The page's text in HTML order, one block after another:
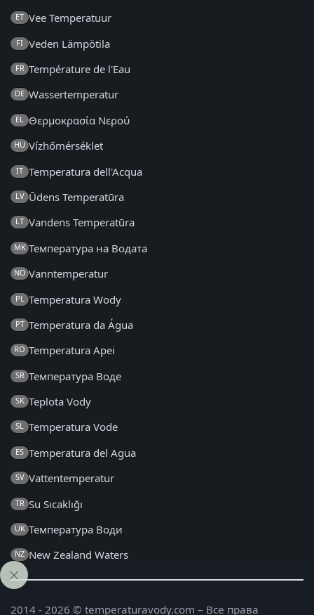
ET Vee Temperatuur
FI Veden Lämpötila
FR Température de l'Eau
DE Wassertemperatur
EL Θερμοκρασία Νερού
HU Vízhőmérséklet
IT Temperatura dell'Acqua
LV Ūdens Temperatūra
LT Vandens Temperatūra
MK Температура на Водата
NO Vanntemperatur
PL Temperatura Wody
PT Temperatura da Água
RO Temperatura Apei
SR Температура Воде
SK Teplota Vody
SL Temperatura Vode
ES Temperatura del Agua
SV Vattentemperatur
TR Su Sıcaklığı
UK Температура Води
NZ New Zealand Waters
2014 - 2026 © temperaturavody.com – Все права